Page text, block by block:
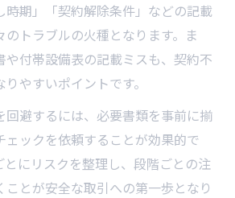
時期」「契約解除条件」などの記載
トラブルの火種となります。ま
や付帯設備表の記載ミスも、契約不
やすいポイントです。
回避するには、必要書類を事前に揃
ェックを依頼することが効果的で
とにリスクを整理し、段階ごとの注
とが安全な取引への第一歩となり